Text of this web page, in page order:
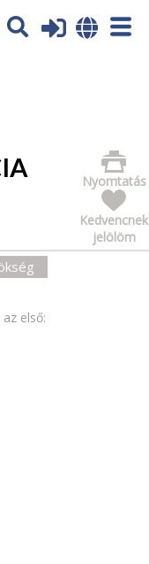
tájékoztatás itt:
Nyomtatás
Kedvencnek
jelölöm
első: